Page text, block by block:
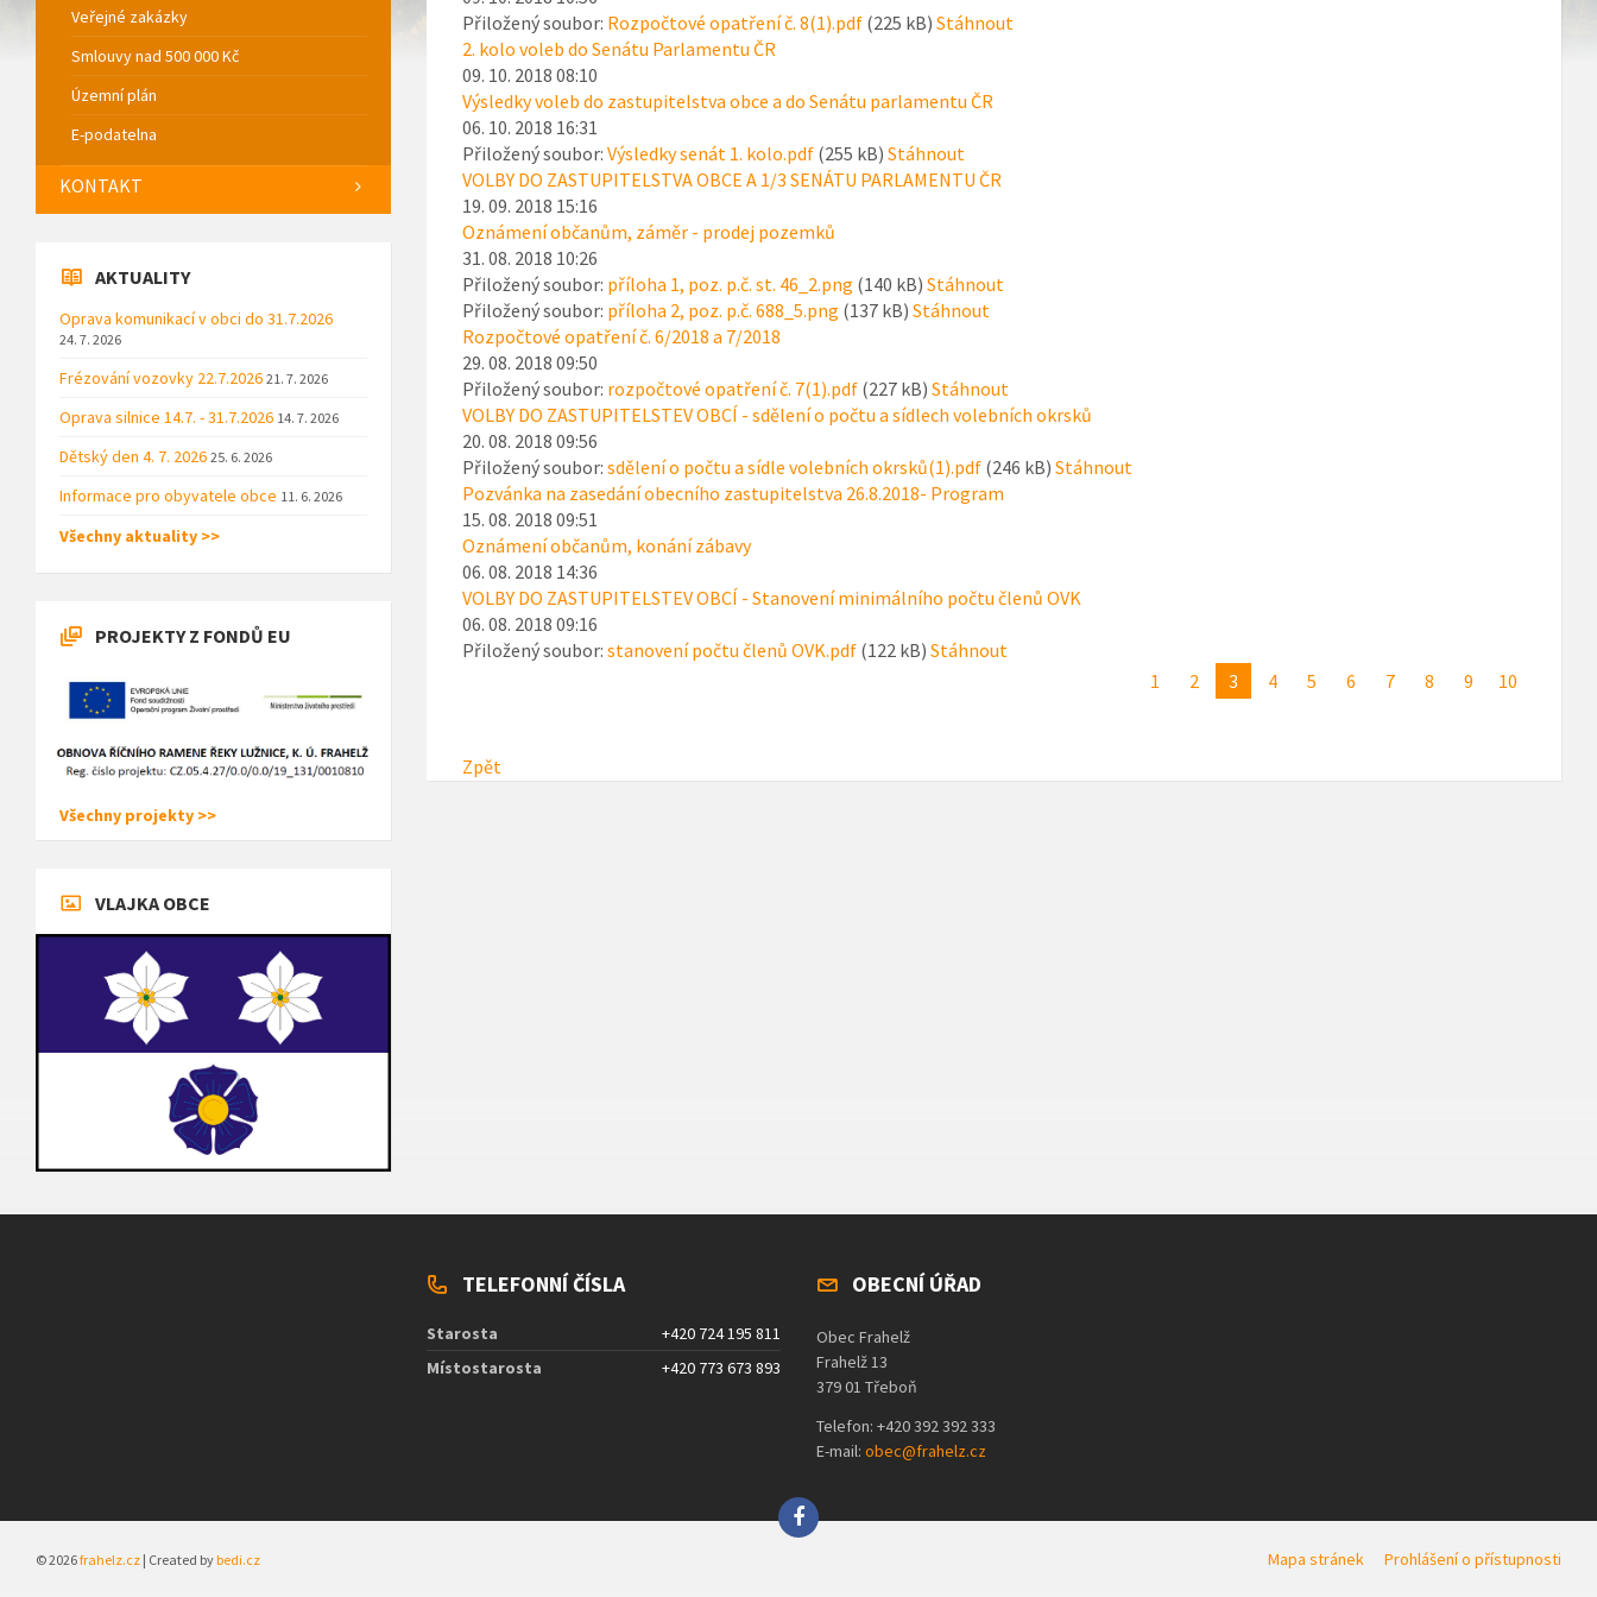
Přiložený soubor: Rozpočtové opatření č. 8(1).pdf(225 kB) Stáhnout
2. kolo voleb do Senátu Parlamentu ČR
09. 10. 2018 08:10
Výsledky voleb do zastupitelstva obce a do Senátu parlamentu ČR
06. 10. 2018 16:31
Přiložený soubor: Výsledky senát 1. kolo.pdf(255 kB) Stáhnout
VOLBY DO ZASTUPITELSTVA OBCE A 1/3 SENÁTU PARLAMENTU ČR
19. 09. 2018 15:16
Oznámení občanům, záměr - prodej pozemků
31. 08. 2018 10:26
Přiložený soubor: příloha 1, poz. p.č. st. 46_2.png (140 kB) Stáhnout
Přiložený soubor: příloha 2, poz. p.č. 688_5.png (137 kB) Stáhnout
Rozpočtové opatření č. 6/2018 a 7/2018
29. 08. 2018 09:50
Přiložený soubor: rozpočtové opatření č. 7(1).pdf(227 kB) Stáhnout
VOLBY DO ZASTUPITELSTEV OBCÍ - sdělení o počtu a sídlech volebních okrsků
20. 08. 2018 09:56
Přiložený soubor: sdělení o počtu a sídle volebních okrsků(1).pdf(246 kB) Stáhnout
Pozvánka na zasedání obecního zastupitelstva 26.8.2018- Program
15. 08. 2018 09:51
Oznámení občanům, konání zábavy
06. 08. 2018 14:36
VOLBY DO ZASTUPITELSTEV OBCÍ - Stanovení minimálního počtu členů OVK
06. 08. 2018 09:16
Přiložený soubor: stanovení počtu členů OVK.pdf(122 kB) Stáhnout
1
2 3 4 5 6 7 8 9 10
Zpět
Veřejné zakázky
Smlouvy nad 500 000 Kč
Územní plán
E-podatelna
KONTAKT
AKTUALITY
Oprava komunikací v obci do 31.7.2026
24. 7. 2026
Frézování vozovky 22.7.2026 21. 7. 2026
Oprava silnice 14.7. - 31.7.2026 14. 7. 2026
Dětský den 4. 7. 2026 25. 6. 2026
Informace pro obyvatele obce 11. 6. 2026
Všechny aktuality >>
PROJEKTY Z FONDŮ EU
Všechny projekty >>
VLAJKA OBCE
TELEFONNÍ ČÍSLA
Starosta
+420 724 195 811
Místostarosta
+420 773 673 893
OBECNÍ ÚŘAD
Obec Frahelž
Frahelž 13
379 01 Třeboň
Telefon: +420 392 392 333
E-mail: obec@frahelz.cz
Mapa stránek Prohlášení o přístupnosti
© 2026frahelz.cz | Created bybedi.cz